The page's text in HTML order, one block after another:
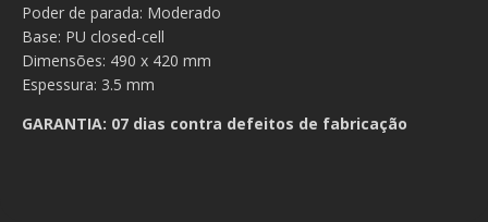
Poder de parada: Moderado
Base: PU closed-cell
Dimensões: 490 x 420 mm
Espessura: 3.5 mm
GARANTIA: 07 dias contra defeitos de fabricação